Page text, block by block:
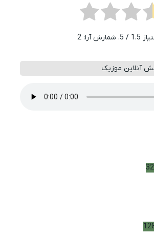
1.5 / 5. شمارش آرا: 2
آنلاین موزیک